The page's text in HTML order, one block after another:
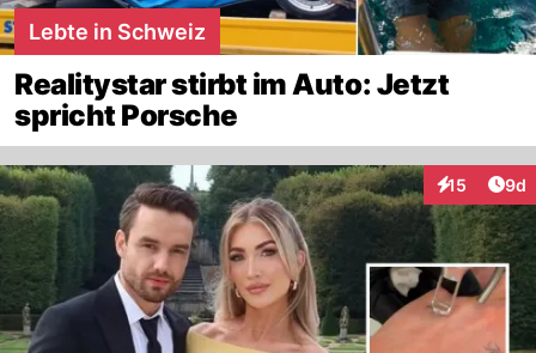
Lebte in Schweiz
Realitystar stirbt im Auto: Jetzt
spricht Porsche
15
Interaktionen
9d